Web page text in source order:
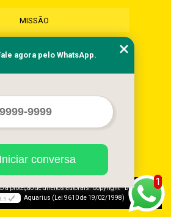
MISSÃO
SERVIÇOS
MAPA DO SITE
à proteção de direitos autorais. Copyright Desmonte
Aquarius (Lei 9610 de 19/02/1998)
1
agora pelo WhatsApp.
Iniciar conversa